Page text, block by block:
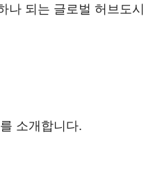
나 되는 글로벌 허브도시
소개합니다.